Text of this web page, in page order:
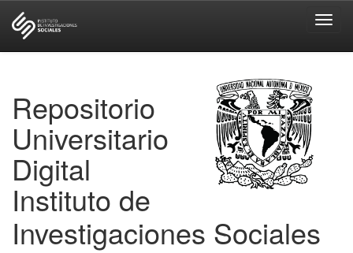
Repositorio
Universitario
Digital
Instituto de
Investigaciones Sociales